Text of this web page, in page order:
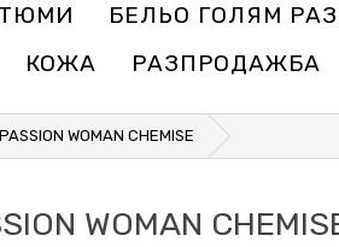
БЕЛЬО ГОЛЯМ
КОЖА
РАЗПРОДАЖБА
WOMAN CHEMISE
WOMAN